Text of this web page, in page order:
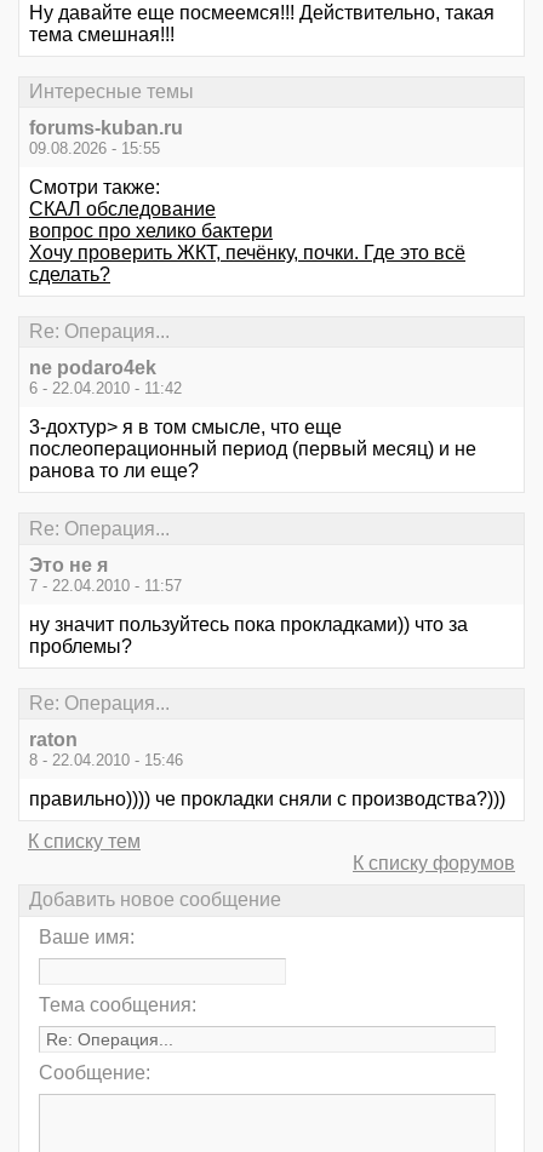
Ну давайте еще посмеемся!!! Действительно, такая
тема смешная!!!
Интересные темы
forums-kuban.ru
09.08.2026 - 15:55
Смотри также:
СКАЛ обследование
вопрос про хелико бактери
Хочу проверить ЖКТ, печёнку, почки. Где это всё
сделать?
Re: Операция...
ne podaro4ek
6 - 22.04.2010 - 11:42
3-дохтур> я в том смысле, что еще
послеоперационный период (первый месяц) и не
ранова то ли еще?
Re: Операция...
Это не я
7 - 22.04.2010 - 11:57
ну значит пользуйтесь пока прокладками)) что за
проблемы?
Re: Операция...
raton
8 - 22.04.2010 - 15:46
правильно)))) че прокладки сняли с производства?)))
К списку тем
К списку форумов
Добавить новое сообщение
Ваше имя:
Тема сообщения:
Сообщение: